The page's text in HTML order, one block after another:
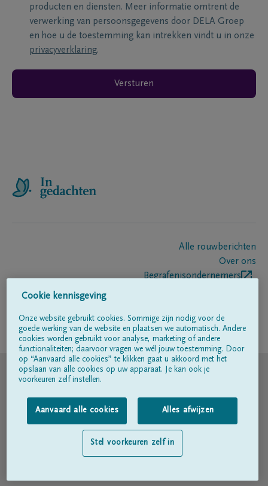
producten en diensten. Meer informatie omtrent de
verwerking van persoonsgegevens door DELA Groep
en hoe u de toestemming kan intrekken vindt u in onze
privacyverklaring.
Versturen
Alle rouwberichten
Over ons
Begrafenisondernemers
Volg ons op
© DELA
Gebruiksvoorwaarden
Privacyverklaring
Toegankelijkheidsverklaring
Cookie kennisgeving
Onze website gebruikt cookies. Sommige zijn nodig voor de
goede werking van de website en plaatsen we automatisch. Andere
cookies worden gebruikt voor analyse, marketing of andere
functionaliteiten; daarvoor vragen we wél jouw toestemming. Door
op “Aanvaard alle cookies” te klikken gaat u akkoord met het
opslaan van alle cookies op uw apparaat. Je kan ook je
voorkeuren zelf instellen.
Aanvaard alle cookies Alles afwijzen
Stel voorkeuren zelf in